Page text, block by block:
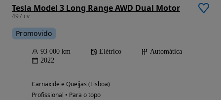
Tesla Model 3 Long Range AWD Dual Motor
497 cv
Promovido
93 000 km Elétrico
Automática
2022
Carnaxide e Queijas (Lisboa)
Profissional • Para o topo